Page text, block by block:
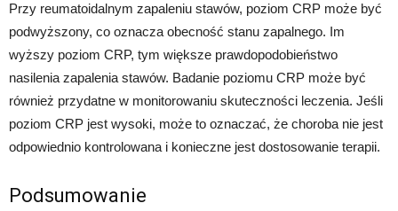
Przy reumatoidalnym zapaleniu stawów, poziom CRP może być
podwyższony, co oznacza obecność stanu zapalnego. Im
wyższy poziom CRP, tym większe prawdopodobieństwo
nasilenia zapalenia stawów. Badanie poziomu CRP może być
również przydatne w monitorowaniu skuteczności leczenia. Jeśli
poziom CRP jest wysoki, może to oznaczać, że choroba nie jest
odpowiednio kontrolowana i konieczne jest dostosowanie terapii.
Podsumowanie